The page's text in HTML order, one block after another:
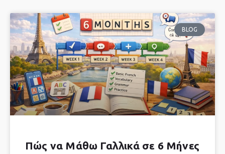
BLOG
Πώς να Μάθω Γαλλικά σε 6 Μήνες